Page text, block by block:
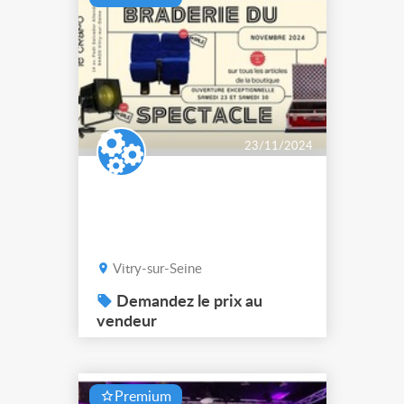
travaux de rénovat...
23/11/2024
Vitry-sur-Seine
Demandez le prix au
vendeur
Premium